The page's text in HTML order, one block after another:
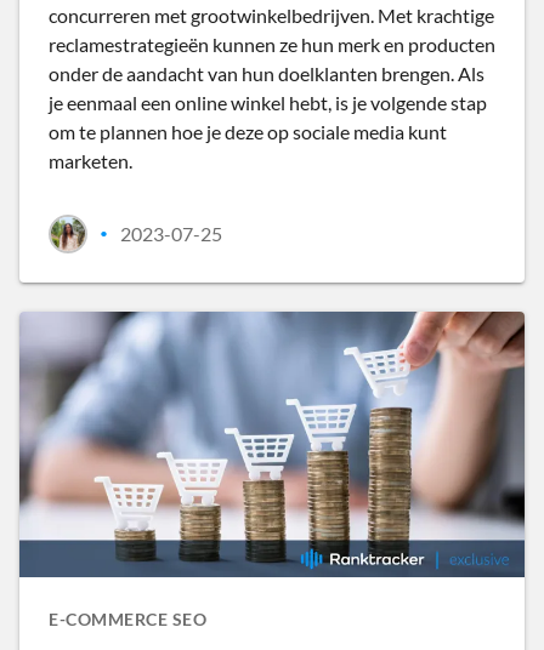
concurreren met grootwinkelbedrijven. Met krachtige
reclamestrategieën kunnen ze hun merk en producten
onder de aandacht van hun doelklanten brengen. Als
je eenmaal een online winkel hebt, is je volgende stap
om te plannen hoe je deze op sociale media kunt
marketen.
• 2023-07-25
E-COMMERCE SEO